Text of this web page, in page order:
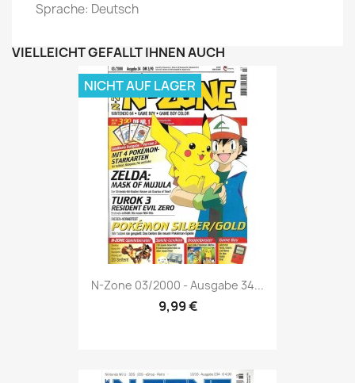
Sprache: Deutsch
VIELLEICHT GEFÄLLT IHNEN AUCH
Vorschau
N-Zone 03/2000 - Ausgabe 34...
9,99 €
NICHT AUF LAGER